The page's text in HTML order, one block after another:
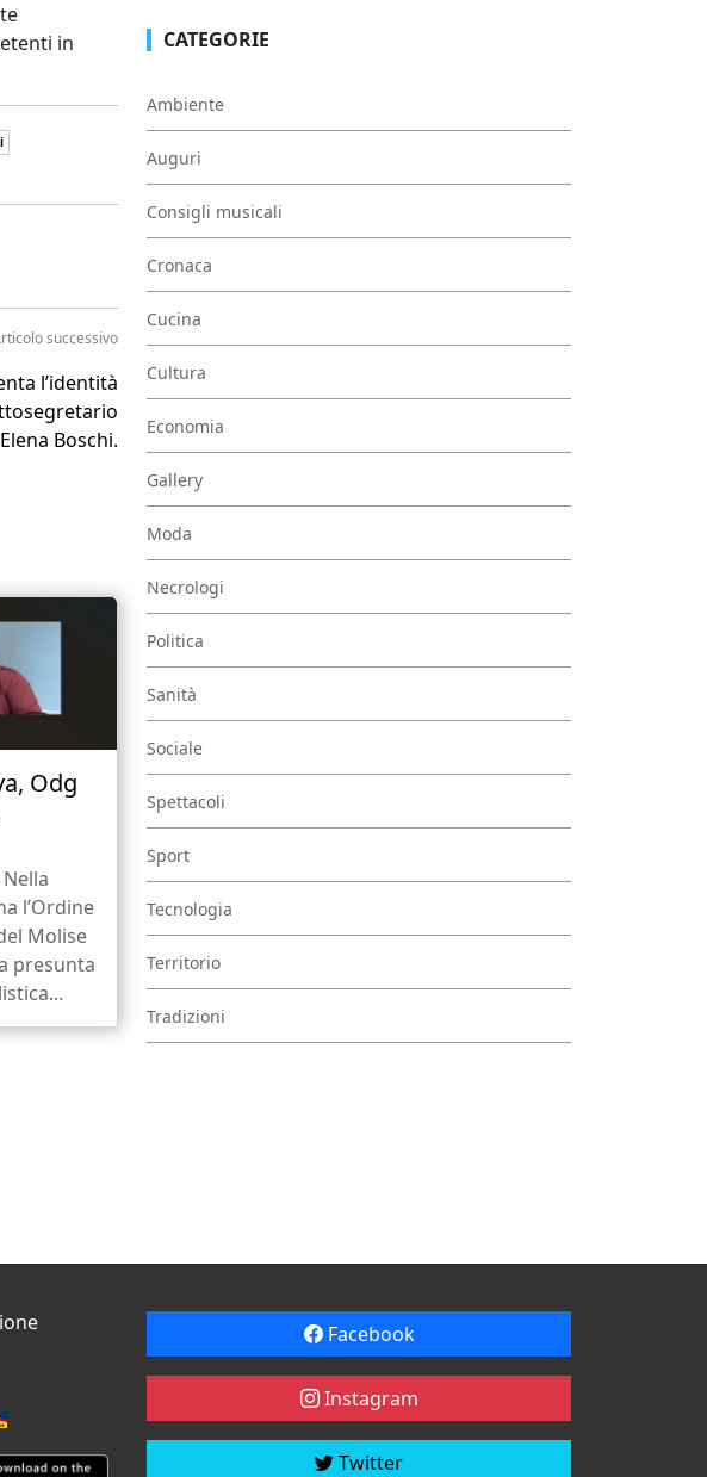
in
successivo
l’identità
Boschi.
Odg
Nella
l’Ordine
Molise
presunta
CATEGORIE
Ambiente
Auguri
Consigli musicali
Cronaca
Cucina
Cultura
Economia
Gallery
Moda
Necrologi
Politica
Sanità
Sociale
Spettacoli
Sport
Tecnologia
Territorio
Tradizioni
Facebook
Instagram
Twitter